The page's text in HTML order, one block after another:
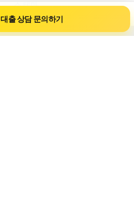
스 테마
대출 상담 문의하기